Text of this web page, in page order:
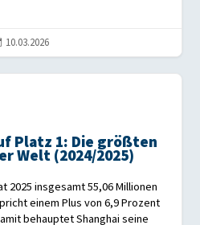
10.03.2026
Platz 1: Die größten
Welt (2024/2025)
2025 insgesamt 55,06 Millionen
einem Plus von 6,9 Prozent
behauptet Shanghai seine